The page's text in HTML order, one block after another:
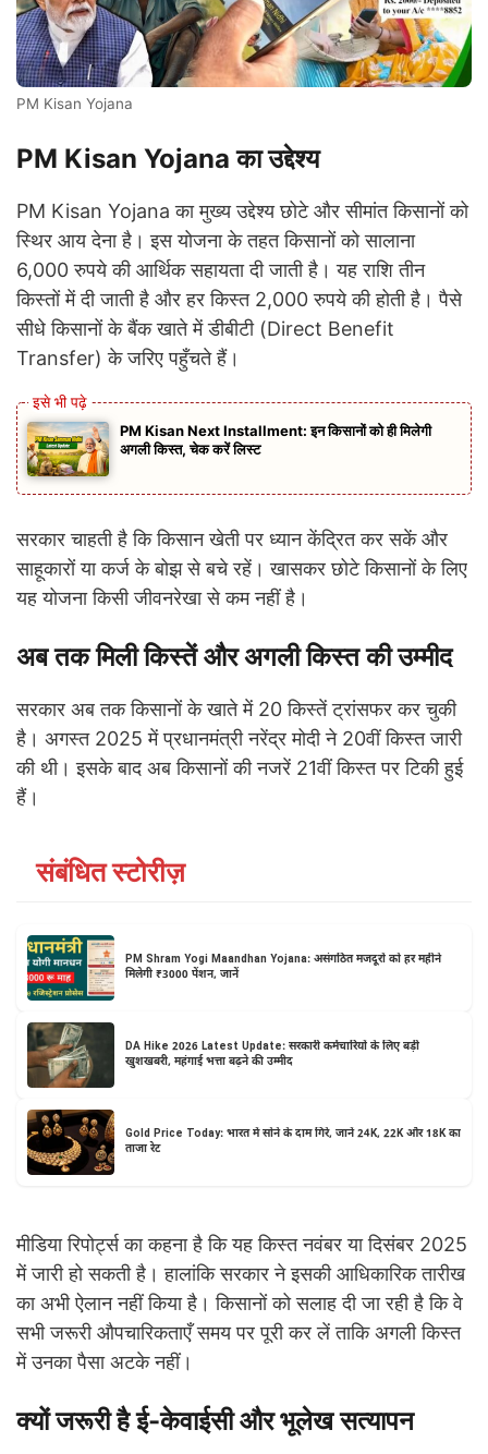
PM Kisan Yojana
PM Kisan Yojana का उद्देश्य
PM Kisan Yojana का मुख्य उद्देश्य छोटे और सीमांत किसानों को
स्थिर आय देना है। इस योजना के तहत किसानों को सालाना
6,000 रुपये की आर्थिक सहायता दी जाती है। यह राशि तीन
किस्तों में दी जाती है और हर किस्त 2,000 रुपये की होती है। पैसे
सीधे किसानों के बैंक खाते में डीबीटी (Direct Benefit
Transfer) के जरिए पहुँचते हैं।
PM Kisan Next Installment: इन किसानों को ही मिलेगी
अगली किस्त, चेक करें लिस्ट
सरकार चाहती है कि किसान खेती पर ध्यान केंद्रित कर सकें और
साहूकारों या कर्ज के बोझ से बचे रहें। खासकर छोटे किसानों के लिए
यह योजना किसी जीवनरेखा से कम नहीं है।
अब तक मिली किस्तें और अगली किस्त की उम्मीद
सरकार अब तक किसानों के खाते में 20 किस्तें ट्रांसफर कर चुकी
है। अगस्त 2025 में प्रधानमंत्री नरेंद्र मोदी ने 20वीं किस्त जारी
की थी। इसके बाद अब किसानों की नजरें 21वीं किस्त पर टिकी हुई
हैं।
संबंधित स्टोरीज़
PM Shram Yogi Maandhan Yojana: असंगठित मजदूरों को हर महीने
मिलेगी ₹3000 पेंशन, जानें
DA Hike 2026 Latest Update: सरकारी कर्मचारियों के लिए बड़ी
खुशखबरी, महंगाई भत्ता बढ़ने की उम्मीद
Gold Price Today: भारत में सोने के दाम गिरे, जानें 24K, 22K और 18K का
ताजा रेट
मीडिया रिपोर्ट्स का कहना है कि यह किस्त नवंबर या दिसंबर 2025
में जारी हो सकती है। हालांकि सरकार ने इसकी आधिकारिक तारीख
का अभी ऐलान नहीं किया है। किसानों को सलाह दी जा रही है कि वे
सभी जरूरी औपचारिकताएँ समय पर पूरी कर लें ताकि अगली किस्त
में उनका पैसा अटके नहीं।
क्यों जरूरी है ई-केवाईसी और भूलेख सत्यापन